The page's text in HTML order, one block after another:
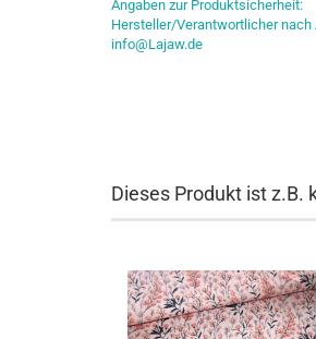
Angaben zur Produktsicherheit:
Hersteller/Verantwortlicher nach
info@Lajaw.de
Dieses Produkt ist z.B.